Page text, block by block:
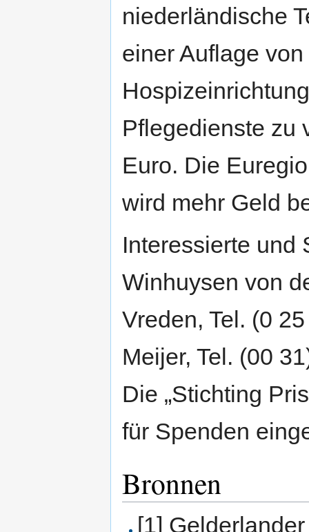
niederländische
einer Auflage
Pflegedienste zu
Euro. Die
wird mehr Geld
Interessierte und
Winhuysen von
Vreden, Tel. (0
Meijer, Tel. (00
Die „Stichting
für Spenden
Bronnen
[1]